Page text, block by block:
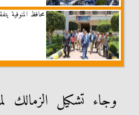
محافظ المنوفية
وجاء تشكيل الزمالك